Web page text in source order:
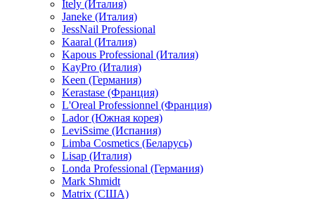
Itely (Италия)
Janeke (Италия)
JessNail Professional
Kaaral (Италия)
Kapous Professional (Италия)
KayPro (Италия)
Keen (Германия)
Kerastase (Франция)
L'Oreal Professionnel (Франция)
Lador (Южная корея)
LeviSsime (Испания)
Limba Cosmetics (Беларусь)
Lisap (Италия)
Londa Professional (Германия)
Mark Shmidt
Matrix (США)